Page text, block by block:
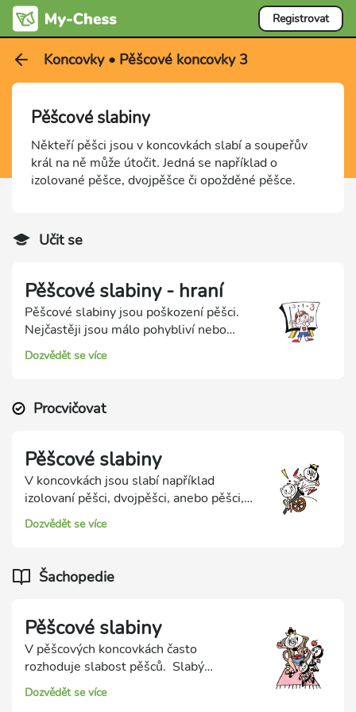
Registrovat
Koncovky • Pěšcové koncovky 3
Pěšcové slabiny
Někteří pěšci jsou v koncovkách slabí a soupeřův
král na ně může útočit. Jedná se například o
izolované pěšce, dvojpěšce či opožděné pěšce.
Učit se
Pěšcové slabiny - hraní
Pěšcové slabiny jsou poškození pěšci.
Nejčastěji jsou málo pohybliví nebo
snadno dostupní útokům soupeřova
krále. Ve dvou ukázkách si procvičíme
pěšce.
Dozvědět se více
Procvičovat
Pěšcové slabiny
V koncovkách jsou slabí například
izolovaní pěšci, dvojpěšci, anebo pěšci,
kteří nevytvářejí pevnou, neprostupnou
zeď. Soupeřův král mezi nimi může
Dozvědět se více
Šachopedie
Pěšcové slabiny
V pěšcových koncovkách často
rozhoduje slabost pěšců. Slabý
zpravidla bývá izolovaný pěšec. Nemůže
být pokrytý jiným pěšcem a navíc pole
Dozvědět se více